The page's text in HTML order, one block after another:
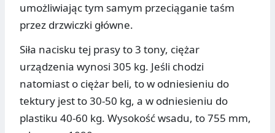
umożliwiając tym samym przeciąganie taśm
przez drzwiczki główne.
Siła nacisku tej prasy to 3 tony, ciężar
urządzenia wynosi 305 kg. Jeśli chodzi
natomiast o ciężar beli, to w odniesieniu do
tektury jest to 30-50 kg, a w odniesieniu do
plastiku 40-60 kg. Wysokość wsadu, to 755 mm,